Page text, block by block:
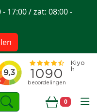
0
17:00 / zat: 08:00 -